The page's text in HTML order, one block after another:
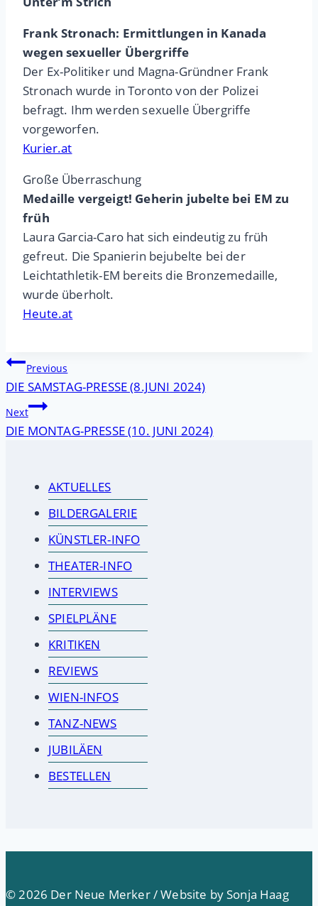
Frank Stronach: Ermittlungen in Kanada
wegen sexueller Übergriffe
Der Ex-Politiker und Magna-Gründner Frank
Stronach wurde in Toronto von der Polizei
befragt. Ihm werden sexuelle Übergriffe
vorgeworfen.
Kurier.at
Große Überraschung
Medaille vergeigt! Geherin jubelte bei EM zu
früh
Laura Garcia-Caro hat sich eindeutig zu früh
gefreut. Die Spanierin bejubelte bei der
Leichtathletik-EM bereits die Bronzemedaille,
wurde überholt.
Heute.at
Beitragsnavigation
Previous
DIE SAMSTAG-PRESSE (8.JUNI 2024)
Next
DIE MONTAG-PRESSE (10. JUNI 2024)
AKTUELLES
BILDERGALERIE
KÜNSTLER-INFO
THEATER-INFO
INTERVIEWS
SPIELPLÄNE
KRITIKEN
REVIEWS
WIEN-INFOS
TANZ-NEWS
JUBILÄEN
BESTELLEN
© 2026 Der Neue Merker / Website by Sonja Haag